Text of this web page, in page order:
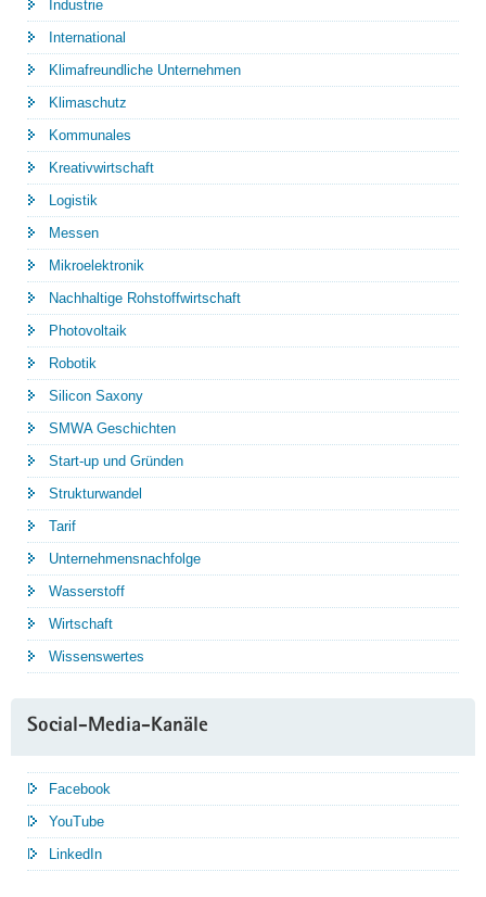
Industrie
International
Klimafreundliche Unternehmen
Klimaschutz
Kommunales
Kreativwirtschaft
Logistik
Messen
Mikroelektronik
Nachhaltige Rohstoffwirtschaft
Photovoltaik
Robotik
Silicon Saxony
SMWA Geschichten
Start-up und Gründen
Strukturwandel
Tarif
Unternehmensnachfolge
Wasserstoff
Wirtschaft
Wissenswertes
Social-Media-Kanäle
Facebook
YouTube
LinkedIn